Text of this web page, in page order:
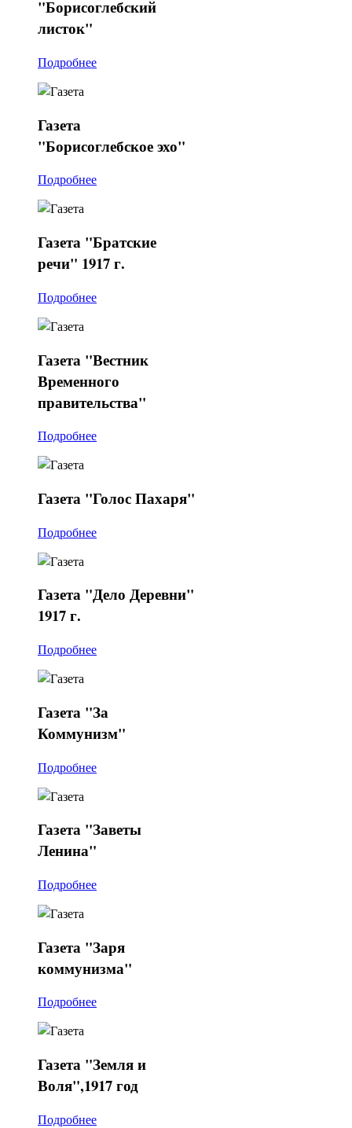
"Борисоглебский
листок"
Подробнее
Газета
"Борисоглебское эхо"
Подробнее
Газета "Братские
речи" 1917 г.
Подробнее
Газета "Вестник
Временного
правительства"
Подробнее
Газета "Голос Пахаря"
Подробнее
Газета "Дело Деревни"
1917 г.
Подробнее
Газета "За
Коммунизм"
Подробнее
Газета "Заветы
Ленина"
Подробнее
Газета "Заря
коммунизма"
Подробнее
Газета "Земля и
Воля",1917 год
Подробнее